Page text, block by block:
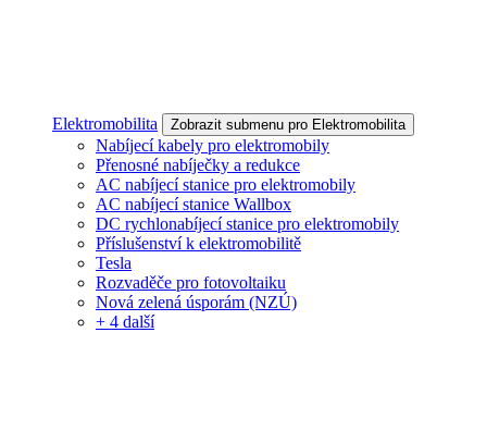
Elektromobilita Zobrazit submenu pro Elektromobilita
Nabíjecí kabely pro elektromobily
Přenosné nabíječky a redukce
AC nabíjecí stanice pro elektromobily
AC nabíjecí stanice Wallbox
DC rychlonabíjecí stanice pro elektromobily
Příslušenství k elektromobilitě
Tesla
Rozvaděče pro fotovoltaiku
Nová zelená úsporám (NZÚ)
+ 4 další